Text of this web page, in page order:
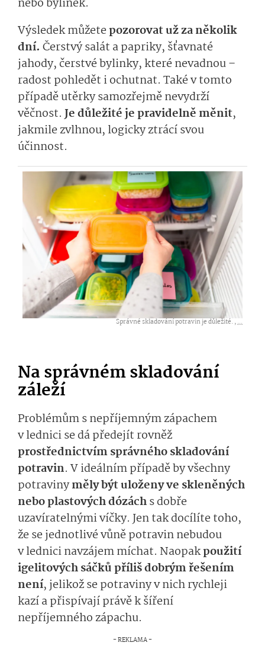
Výsledek můžetepozorovat už za několik
dní. Čerstvý salát a papriky, šťavnaté
jahody, čerstvé bylinky, které nevadnou –
radost pohledět i ochutnat. Také v tomto
případě utěrky samozřejmě nevydrží
věčnost. Je důležité je pravidelně měnit,
jakmile zvlhnou, logicky ztrácí svou
účinnost.
Správné skladování potravin je důležité. ,...
Na správném skladování
záleží
Problémům s nepříjemným zápachem
v lednici se dá předejít rovněž
prostřednictvím správného skladování
potravin. V ideálním případě by všechny
potravinyměly být uloženy ve skleněných
nebo plastových dózáchs dobře
uzavíratelnými víčky. Jen tak docílíte toho,
že se jednotlivé vůně potravin nebudou
v lednici navzájem míchat. Naopakpoužití
igelitových sáčků příliš dobrým řešením
není, jelikož se potraviny v nich rychleji
kazí a přispívají právě k šíření
nepříjemného zápachu.